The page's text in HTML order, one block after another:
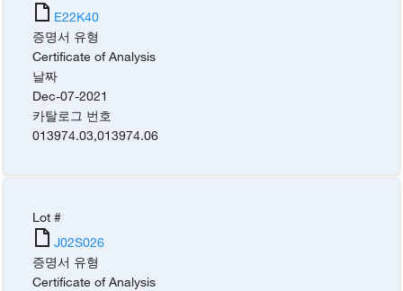
E22K40
증명서 유형
Certificate of Analysis
날짜
Dec-07-2021
카탈로그 번호
013974.03,013974.06
Lot #
J02S026
증명서 유형
Certificate of Analysis